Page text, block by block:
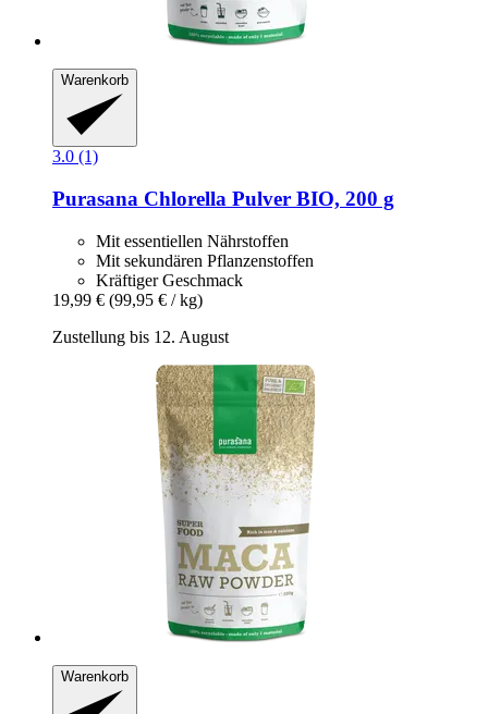
Warenkorb
3.0 (1)
Purasana Chlorella Pulver BIO, 200 g
Mit essentiellen Nährstoffen
Mit sekundären Pflanzenstoffen
Kräftiger Geschmack
19,99 € (99,95 € / kg)
Zustellung bis 12. August
Warenkorb